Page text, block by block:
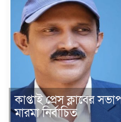
কাপ্তাই প্রেস ক্লাবের
মারমা নির্বাচিত